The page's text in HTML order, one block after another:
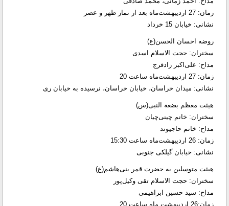
زمان: 27 اردیبهشت‌ماه بعد از نماز ظهر و عصر
نشانی: خیابان 15 خرداد
روضه احسان الحسن(ع)
سخنران: حجت الاسلام اسدی
مداح: علی‌اکبر زادفرج
زمان: 27 اردیبهشت‌ماه ساعت 20
نشانی: میدان خراسان، خیابان خراسان، نرسیده به خیابان ری
هیئت معظم بضعة النبی(س)
سخنران: خانم چینی‌چیان
مداح: خانم حاجیوند
زمان: 26 اردیبهشت‌ماه ساعت 15:30
نشانی: خیابان گیلکی جنوبی
هیئت متوسلین به حضرت قمر بنی‌هاشم(ع)
سخنران: حجت الاسلام تقی وکیل‌پور
مداح: سید حسین ابراهیمی
زمان:26 اردیبهشت ماه ساعت 20